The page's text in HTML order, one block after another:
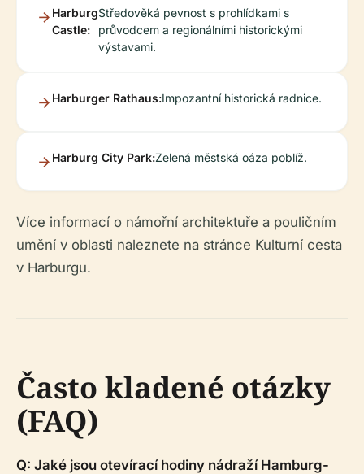
Harburg
Castle:
Středověká pevnost s prohlídkami s
průvodcem a regionálními historickými
výstavami.
Harburger Rathaus:Impozantní historická radnice.
Harburg City Park:Zelená městská oáza poblíž.
Více informací o námořní architektuře a pouličním
umění v oblasti naleznete na stránce Kulturní cesta
v Harburgu.
Často kladené otázky
(FAQ)
Q: Jaké jsou otevírací hodiny nádraží Hamburg-